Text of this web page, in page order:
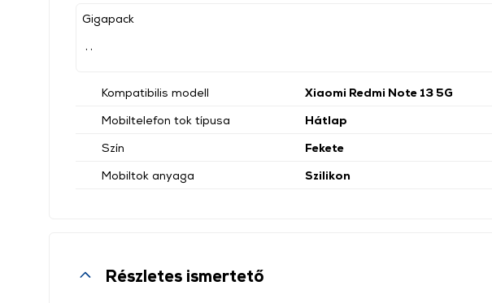
Gigapack
Kompatibilis modell
Xiaomi Redmi Note 13 5G
Mobiltelefon tok típusa
Hátlap
Szín
Fekete
Mobiltok anyaga
Szilikon
Részletes ismertető